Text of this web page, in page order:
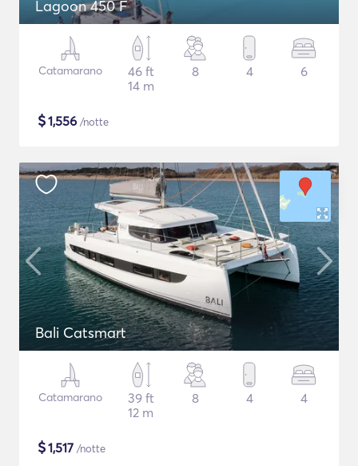
Lagoon 450 F
Catamarano
46 ft
14 m
8 4 6
$1,556 /notte
Bali Catsmart
Catamarano
39 ft
12 m
8 4 4
$1,517 /notte